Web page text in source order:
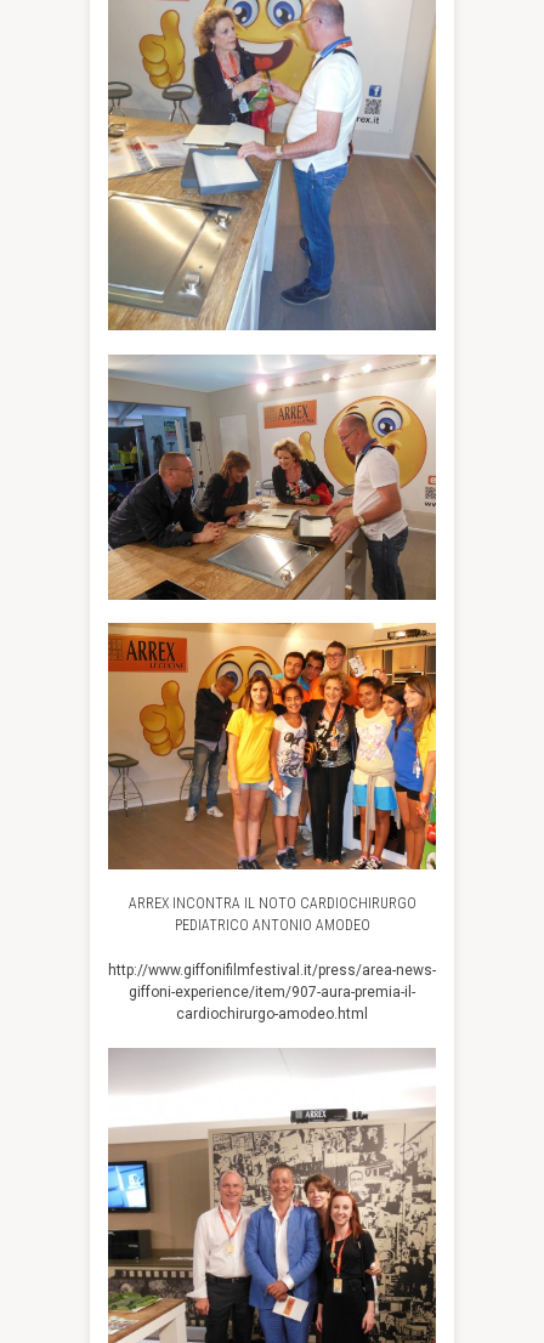
ARREX INCONTRA IL NOTO CARDIOCHIRURGO
PEDIATRICO ANTONIO AMODEO
http://www.giffonifilmfestival.it/press/area-news-
giffoni-experience/item/907-aura-premia-il-
cardiochirurgo-amodeo.html